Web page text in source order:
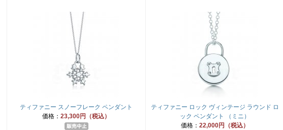
ティファニー スノーフレーク ペンダント
価格： 23,300円（税込）
ティファニー ロック ヴィンテージ ラウンド ロ
ック ペンダント （ミニ）
価格： 22,000円（税込）